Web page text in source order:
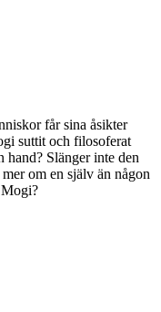
får sina åsikter
suttit och filosoferat
Slänger inte den
om en själv än någon
Mogi?